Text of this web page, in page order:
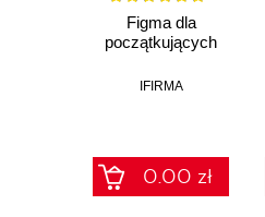
Figma dla
początkujących
IFIRMA
0.00 zł